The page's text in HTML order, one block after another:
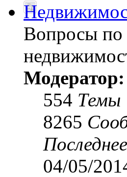
Вопросы по
Модератор:
554 Темы
8265
04/05/